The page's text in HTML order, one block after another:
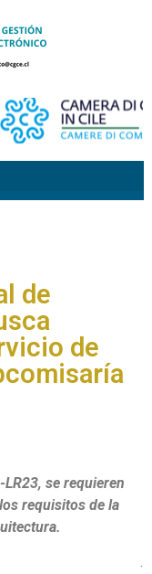
de
de
se requieren
requisitos de la
.